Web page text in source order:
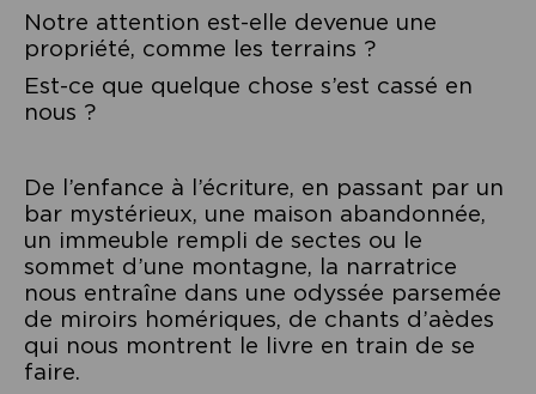
Notre attention est-elle devenue une
propriété, comme les terrains ?
Est-ce que quelque chose s’est cassé en
nous ?
De l’enfance à l’écriture, en passant par un
bar mystérieux, une maison abandonnée,
un immeuble rempli de sectes ou le
sommet d’une montagne, la narratrice
nous entraîne dans une odyssée parsemée
de miroirs homériques, de chants d’aèdes
qui nous montrent le livre en train de se
faire.